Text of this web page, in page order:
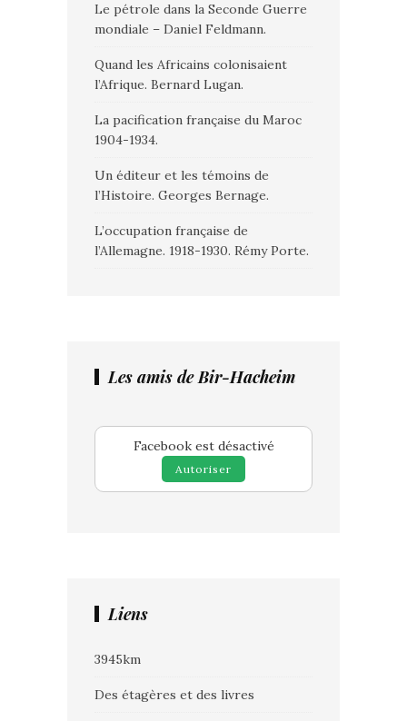
Le pétrole dans la Seconde Guerre
mondiale – Daniel Feldmann.
Quand les Africains colonisaient
l’Afrique. Bernard Lugan.
La pacification française du Maroc
1904-1934.
Un éditeur et les témoins de
l’Histoire. Georges Bernage.
L’occupation française de
l’Allemagne. 1918-1930. Rémy Porte.
Les amis de Bir-Hacheim
Facebook est désactivé
Autoriser
Liens
3945km
Des étagères et des livres